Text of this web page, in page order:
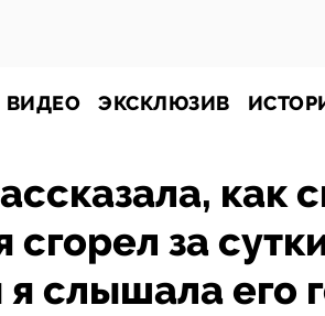
ВИДЕО ЭКСКЛЮЗИВ
как
сгорел за
слышала его